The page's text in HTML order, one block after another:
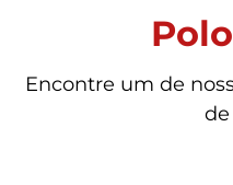
Encontre um de
de